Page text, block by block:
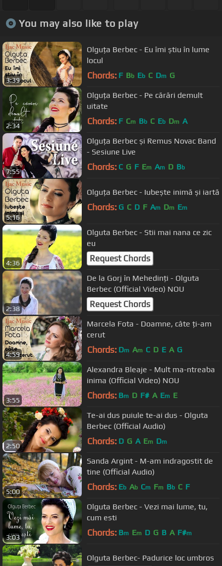
You may also like to play
3:39
Olguța Berbec - Eu îmi știu în lume
locul
Chords: F Bb Eb C Dm G
2:34
Olguța Berbec - Pe cărări demult
uitate
Chords: F Cm Bb C Eb Dm A
7:55
Olguța Berbec și Remus Novac Band
- Sesiune Live
Chords: C G F Em Am D Bb
5:16
Olguța Berbec - Iubește inimă și iartă
Chords: G C D F Am Dm Em
4:36
Olguta Berbec - Stii mai nana ce zic
eu
Request Chords
2:38
De la Gorj în Mehedinți - Olguta
Berbec (Official Video) NOU
Request Chords
4:59
Marcela Fota - Doamne, câte ți-am
cerut
Chords: Dm Am C D E A G
3:55
Alexandra Bleaje - Mult ma-ntreaba
inima (Official Video) NOU
Chords: Bm D F# A Em E
2:50
Te-ai dus puiule te-ai dus - Olguta
Berbec (Official Audio)
Chords: D G A Em Dm
5:00
Sanda Argint - M-am indragostit de
tine (Official Audio)
Chords: Eb Ab Cm Fm Bb C F
3:03
Olguta Berbec - Vezi mai lume, tu,
cum esti
Chords: Bm Em D G B A F#m
Olguta Berbec- Padurice loc umbros